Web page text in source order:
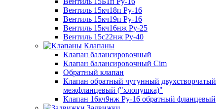
Вентиль 15кч18п Ру-16
Вентиль 15кч19п Ру-16
Вентиль 15кч16нж Ру-25
Вентиль 15с22нж Ру-40
Клапаны
Клапан балансировочный
Клапан балансировочный Cim
Обратный клапан
Клапан обратный чугунный двухстворчатый
межфланцевый ("хлопушка)"
Клапан 16кч9нж Ру-16 обратный фланцевый